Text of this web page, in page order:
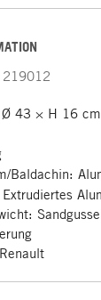
219012
Ø 43 × H 16
Baldachin: